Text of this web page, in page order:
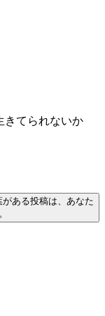
きてられないか
ある投稿は、あなた